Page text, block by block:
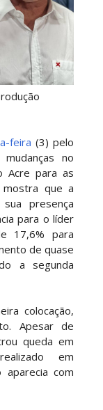
feira (3) pelo
no
Acre para as
mostra que a
presença
para o líder
17,6% para
de quase
a segunda
colocação,
Apesar de
queda em
em
com